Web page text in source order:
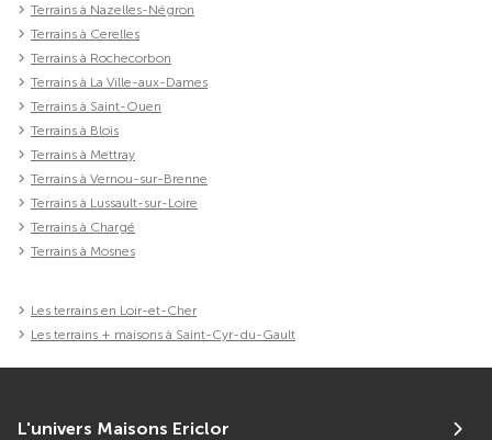
Terrains à Nazelles-Négron
Terrains à Cerelles
Terrains à Rochecorbon
Terrains à La Ville-aux-Dames
Terrains à Saint-Ouen
Terrains à Blois
Terrains à Mettray
Terrains à Vernou-sur-Brenne
Terrains à Lussault-sur-Loire
Terrains à Chargé
Terrains à Mosnes
Les terrains en Loir-et-Cher
Les terrains + maisons à Saint-Cyr-du-Gault
L'univers Maisons Ericlor